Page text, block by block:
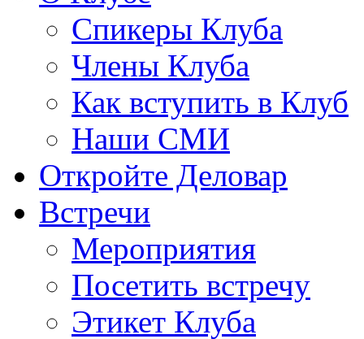
Спикеры Клуба
Члены Клуба
Как вступить в Клуб
Наши СМИ
Откройте Деловар
Встречи
Мероприятия
Посетить встречу
Этикет Клуба